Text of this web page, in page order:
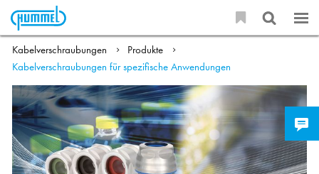
Kabelverschraubungen
Produkte
Kabelverschraubungen für spezifische Anwendungen